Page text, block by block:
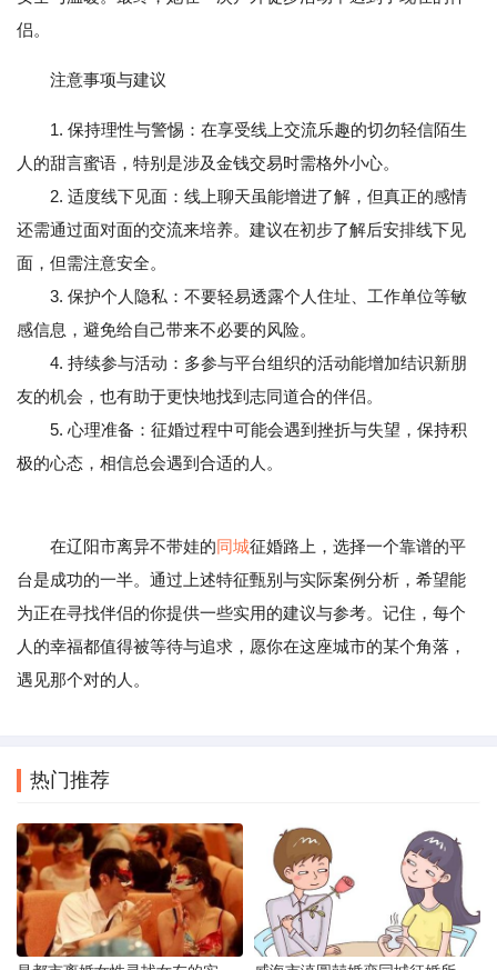
侣。
注意事项与建议
1. 保持理性与警惕：在享受线上交流乐趣的切勿轻信陌生
人的甜言蜜语，特别是涉及金钱交易时需格外小心。
2. 适度线下见面：线上聊天虽能增进了解，但真正的感情
还需通过面对面的交流来培养。建议在初步了解后安排线下见
面，但需注意安全。
3. 保护个人隐私：不要轻易透露个人住址、工作单位等敏
感信息，避免给自己带来不必要的风险。
4. 持续参与活动：多参与平台组织的活动能增加结识新朋
友的机会，也有助于更快地找到志同道合的伴侣。
5. 心理准备：征婚过程中可能会遇到挫折与失望，保持积
极的心态，相信总会遇到合适的人。
在辽阳市离异不带娃的同城征婚路上，选择一个靠谱的平
台是成功的一半。通过上述特征甄别与实际案例分析，希望能
为正在寻找伴侣的你提供一些实用的建议与参考。记住，每个
人的幸福都值得被等待与追求，愿你在这座城市的某个角落，
遇见那个对的人。
热门推荐